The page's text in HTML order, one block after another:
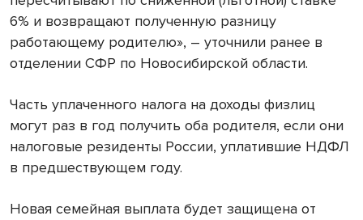
6% и возвращают полученную разницу
работающему родителю», – уточнили ранее в
отделении СФР по Новосибирской области.
Часть уплаченного налога на доходы физлиц
могут раз в год получить оба родителя, если они
налоговые резиденты России, уплатившие НДФЛ
в предшествующем году.
Новая семейная выплата будет защищена от